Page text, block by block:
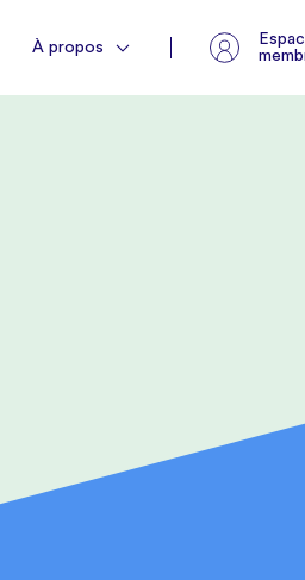
À propos